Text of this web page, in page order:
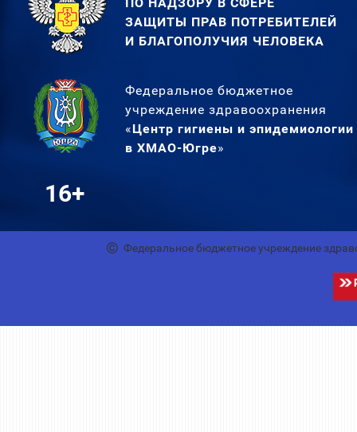
ЗАЩИТЫ ПРАВ ПОТРЕБИТЕЛЕЙ
И БЛАГОПОЛУЧИЯ ЧЕЛОВЕКА
Федеральное бюджетное
учреждение здравоохранения
«Центр гигиены и эпидемиологии
в ХМАО-Югре»
16+
Федеральное бюджетное учреждение